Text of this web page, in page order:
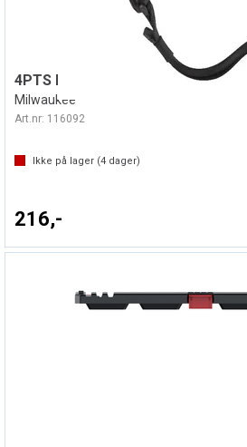
4PTS HAKESTROPP BOLT200
Milwaukee
Art.nr: 116092
Ikke på lager (4 dager)
216,-